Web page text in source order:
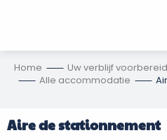
Home Uw verblijf
Alle accommodatie
Aire de stationnement